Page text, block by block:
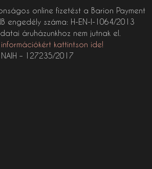
online fizetést a Barion Payment
engedély száma: H-EN-I-1064/2013
áruházunkhoz nem jutnak el.
kattintson ide!
NAIH – 127235/2017